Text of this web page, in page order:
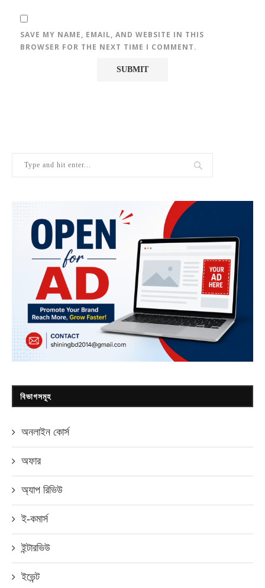
SAVE MY NAME, EMAIL, AND WEBSITE IN THIS
BROWSER FOR THE NEXT TIME I COMMENT.
বিভাগসমূহ
অনলাইন কোর্স
অফার
অ্যাপ রিভিউ
ই-কমার্স
ইন্টারভিউ
ইভেন্ট